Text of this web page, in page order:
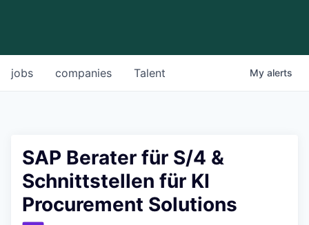
jobs companies Talent My alerts
SAP Berater für S/4 &
Schnittstellen für KI
Procurement Solutions